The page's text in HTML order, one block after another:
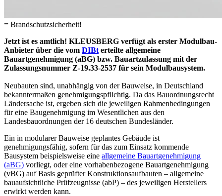
= Brandschutzsicherheit!
Jetzt ist es amtlich! KLEUSBERG verfügt als erster Modulbau-
Anbieter über die vom DIBt erteilte allgemeine
Bauartgenehmigung (aBG) bzw. Bauartzulassung mit der
Zulassungsnummer Z-19.33-2537 für sein Modulbausystem.
Neubauten sind, unabhängig von der Bauweise, in Deutschland
bekanntermaßen genehmigungspflichtig. Da das Bauordnungsrecht
Ländersache ist, ergeben sich die jeweiligen Rahmenbedingungen
für eine Baugenehmigung im Wesentlichen aus den
Landesbauordnungen der 16 deutschen Bundesländer.
Ein in modularer Bauweise geplantes Gebäude ist
genehmigungsfähig, sofern für das zum Einsatz kommende
Bausystem beispielsweise eine allgemeine Bauartgenehmigung
(aBG) vorliegt, oder eine vorhabenbezogene Bauartgenehmigung
(vBG) auf Basis geprüfter Konstruktionsaufbauten – allgemeine
bauaufsichtliche Prüfzeugnisse (abP) – des jeweiligen Herstellers
erwirkt werden kann.